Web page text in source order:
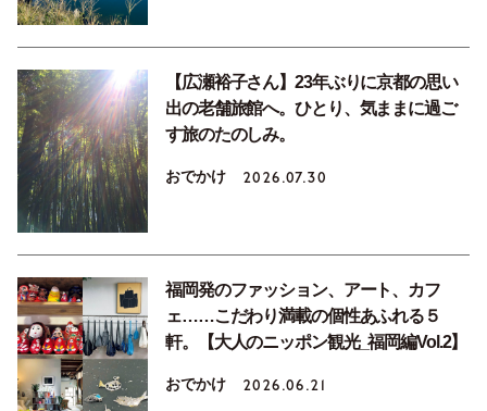
【広瀬裕子さん】23年ぶりに京都の思い
出の老舗旅館へ。ひとり、気ままに過ご
す旅のたのしみ。
おでかけ 2026.07.30
福岡発のファッション、アート、カフ
ェ……こだわり満載の個性あふれる５
軒。【大人のニッポン観光_福岡編Vol.2】
おでかけ 2026.06.21